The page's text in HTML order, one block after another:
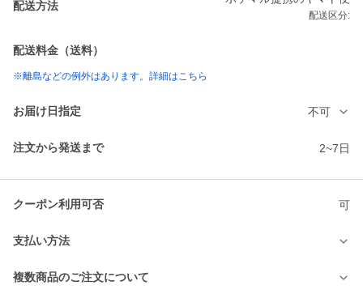
配送方法
配送区分:
配送料金（送料）
※離島などの例外はあります。詳細はこちら
お届け日指定 不可
注文から発送まで 2~7日
クーポン利用可否 可
支払い方法
複数商品のご注文について